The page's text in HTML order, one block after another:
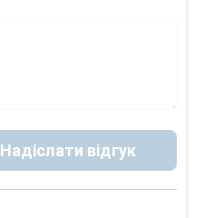
Надіслати відгук